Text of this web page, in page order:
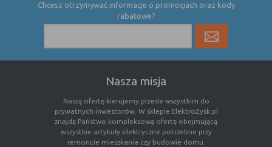
Chcesz otrzymywać informacje o promocjach oraz kody
rabatowe?
Nasza misja
Naszą ofertę kierujemy przede wszystkim do
prywatnych inwestorów. W sklepie ElektroZysk.pl
znajdą Państwo kompleksową ofertę obejmującą
wszystkie artykuły elektryczne potrzebne przy
remoncie mieszkania czy budowie domu.